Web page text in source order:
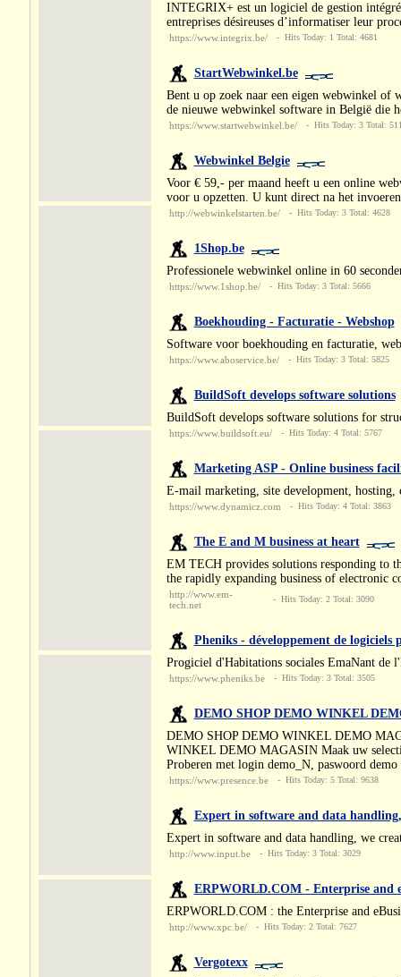
INTEGRIX+ est un logiciel de gestion intégré
entreprises désireuses d’informatiser leur
https://www.integrix.be/ - Hits Today: 1 Total: 4681
StartWebwinkel.be
Bent u op zoek naar een eigen webwinkel of
de nieuwe webwinkel software in België die
https://www.startwebwinkel.be/ - Hits Today: 3 Total:
Webwinkel Belgie
Voor € 59,- per maand heeft u een online
voor u opzetten. U kunt direct na het
http://webwinkelstarten.be/ - Hits Today: 3 Total: 4628
1Shop.be
Professionele webwinkel online in 60
https://www.1shop.be/ - Hits Today: 3 Total: 5666
Boekhouding - Facturatie - Webshop
Software voor boekhouding en facturatie,
https://www.aboservice.be/ - Hits Today: 3 Total: 5825
BuildSoft develops software solutions
BuildSoft develops software solutions for
https://www.buildsoft.eu/ - Hits Today: 4 Total: 5767
Marketing ASP - Online business
E-mail marketing, site development, hosting,
https://www.dynamicz.com - Hits Today: 4 Total: 3863
The E and M business at heart
EM TECH provides solutions responding to
the rapidly expanding business of electronic
http://www.em-
tech.net
- Hits Today: 2 Total: 3090
Pheniks - développement de logiciels
Progiciel d'Habitations sociales EmaNant de
https://www.pheniks.be - Hits Today: 3 Total: 3505
DEMO SHOP DEMO WINKEL
DEMO SHOP DEMO WINKEL DEMO
WINKEL DEMO MAGASIN Maak uw
Proberen met login demo_N, paswoord
https://www.presence.be - Hits Today: 5 Total: 9638
Expert in software and data
Expert in software and data handling, we
http://www.input.be - Hits Today: 3 Total: 3029
ERPWORLD.COM - Enterprise and
ERPWORLD.COM : the Enterprise and
http://www.xpc.be/ - Hits Today: 2 Total: 7627
Vergotexx